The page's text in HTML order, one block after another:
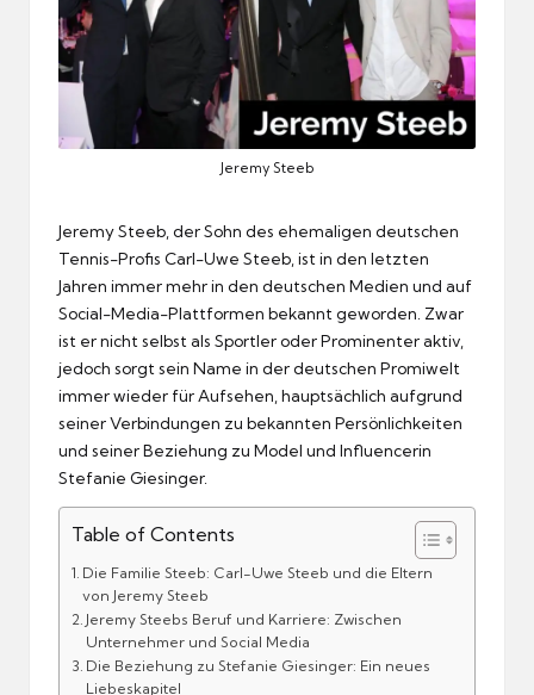
Jeremy Steeb
Jeremy Steeb, der Sohn des ehemaligen deutschen
Tennis-Profis Carl-Uwe Steeb, ist in den letzten
Jahren immer mehr in den deutschen Medien und auf
Social-Media-Plattformen bekannt geworden. Zwar
ist er nicht selbst als Sportler oder Prominenter aktiv,
jedoch sorgt sein Name in der deutschen Promiwelt
immer wieder für Aufsehen, hauptsächlich aufgrund
seiner Verbindungen zu bekannten Persönlichkeiten
und seiner Beziehung zu Model und Influencerin
Stefanie Giesinger.
Table of Contents
Die Familie Steeb: Carl-Uwe Steeb und die Eltern
von Jeremy Steeb
Jeremy Steebs Beruf und Karriere: Zwischen
Unternehmer und Social Media
Die Beziehung zu Stefanie Giesinger: Ein neues
Liebeskapitel